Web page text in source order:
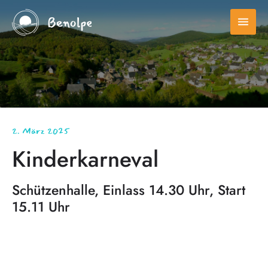
menu
2. März 2025
Kinderkarneval
Schützenhalle, Einlass 14.30 Uhr, Start
15.11 Uhr